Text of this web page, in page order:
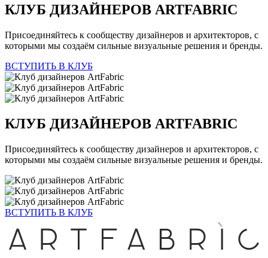
КЛУБ ДИЗАЙНЕРОВ ARTFABRIC
Присоединяйтесь к сообществу дизайнеров и архитекторов, с
которыми мы создаём сильные визуальные решения и бренды.
ВСТУПИТЬ В КЛУБ
КЛУБ ДИЗАЙНЕРОВ ARTFABRIC
Присоединяйтесь к сообществу дизайнеров и архитекторов, с
которыми мы создаём сильные визуальные решения и бренды.
ВСТУПИТЬ В КЛУБ